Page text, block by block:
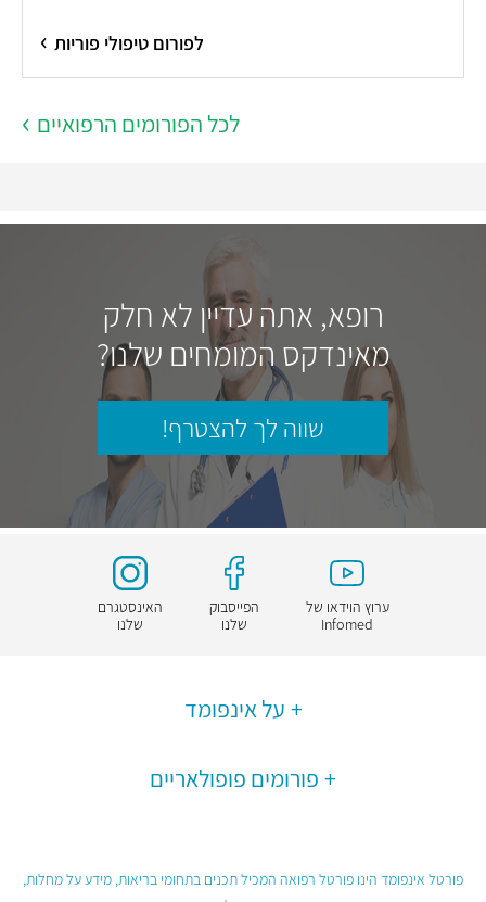
לפורום טיפולי פוריות
לכל הפורומים הרפואיים
רופא, אתה עדיין לא חלק
מאינדקס המומחים שלנו?
שווה לך להצטרף!
ערוץ הוידאו של
Infomed
הפייסבוק
שלנו
האינסטגרם
שלנו
על אינפומד
פורומים פופולאריים
פורטל אינפומד הינו פורטל רפואה המכיל תכנים בתחומי בריאות, מידע על מחלות,